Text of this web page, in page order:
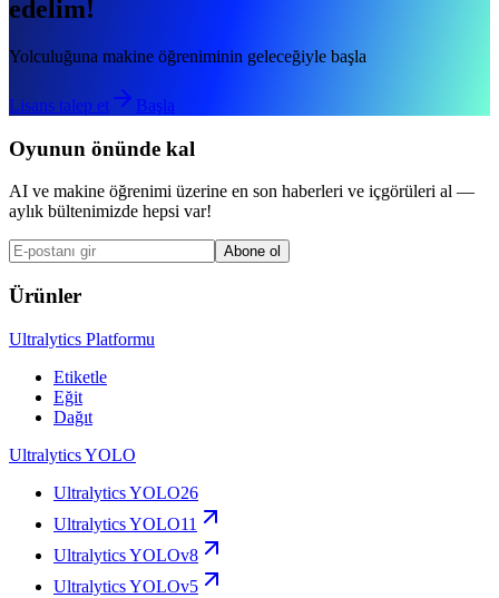
edelim!
Yolculuğuna makine öğreniminin geleceğiyle başla
Lisans talep et Başla
Oyunun önünde kal
AI ve makine öğrenimi üzerine en son haberleri ve içgörüleri al —
aylık bültenimizde hepsi var!
Abone ol
Ürünler
Ultralytics Platformu
Etiketle
Eğit
Dağıt
Ultralytics YOLO
Ultralytics YOLO26
Ultralytics YOLO11
Ultralytics YOLOv8
Ultralytics YOLOv5